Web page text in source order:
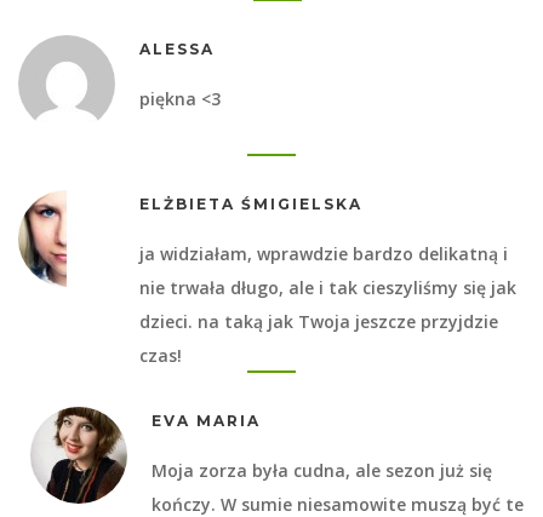
ALESSA
piękna <3
ELŻBIETA ŚMIGIELSKA
ja widziałam, wprawdzie bardzo delikatną i
nie trwała długo, ale i tak cieszyliśmy się jak
dzieci. na taką jak Twoja jeszcze przyjdzie
czas!
EVA MARIA
Moja zorza była cudna, ale sezon już się
kończy. W sumie niesamowite muszą być te